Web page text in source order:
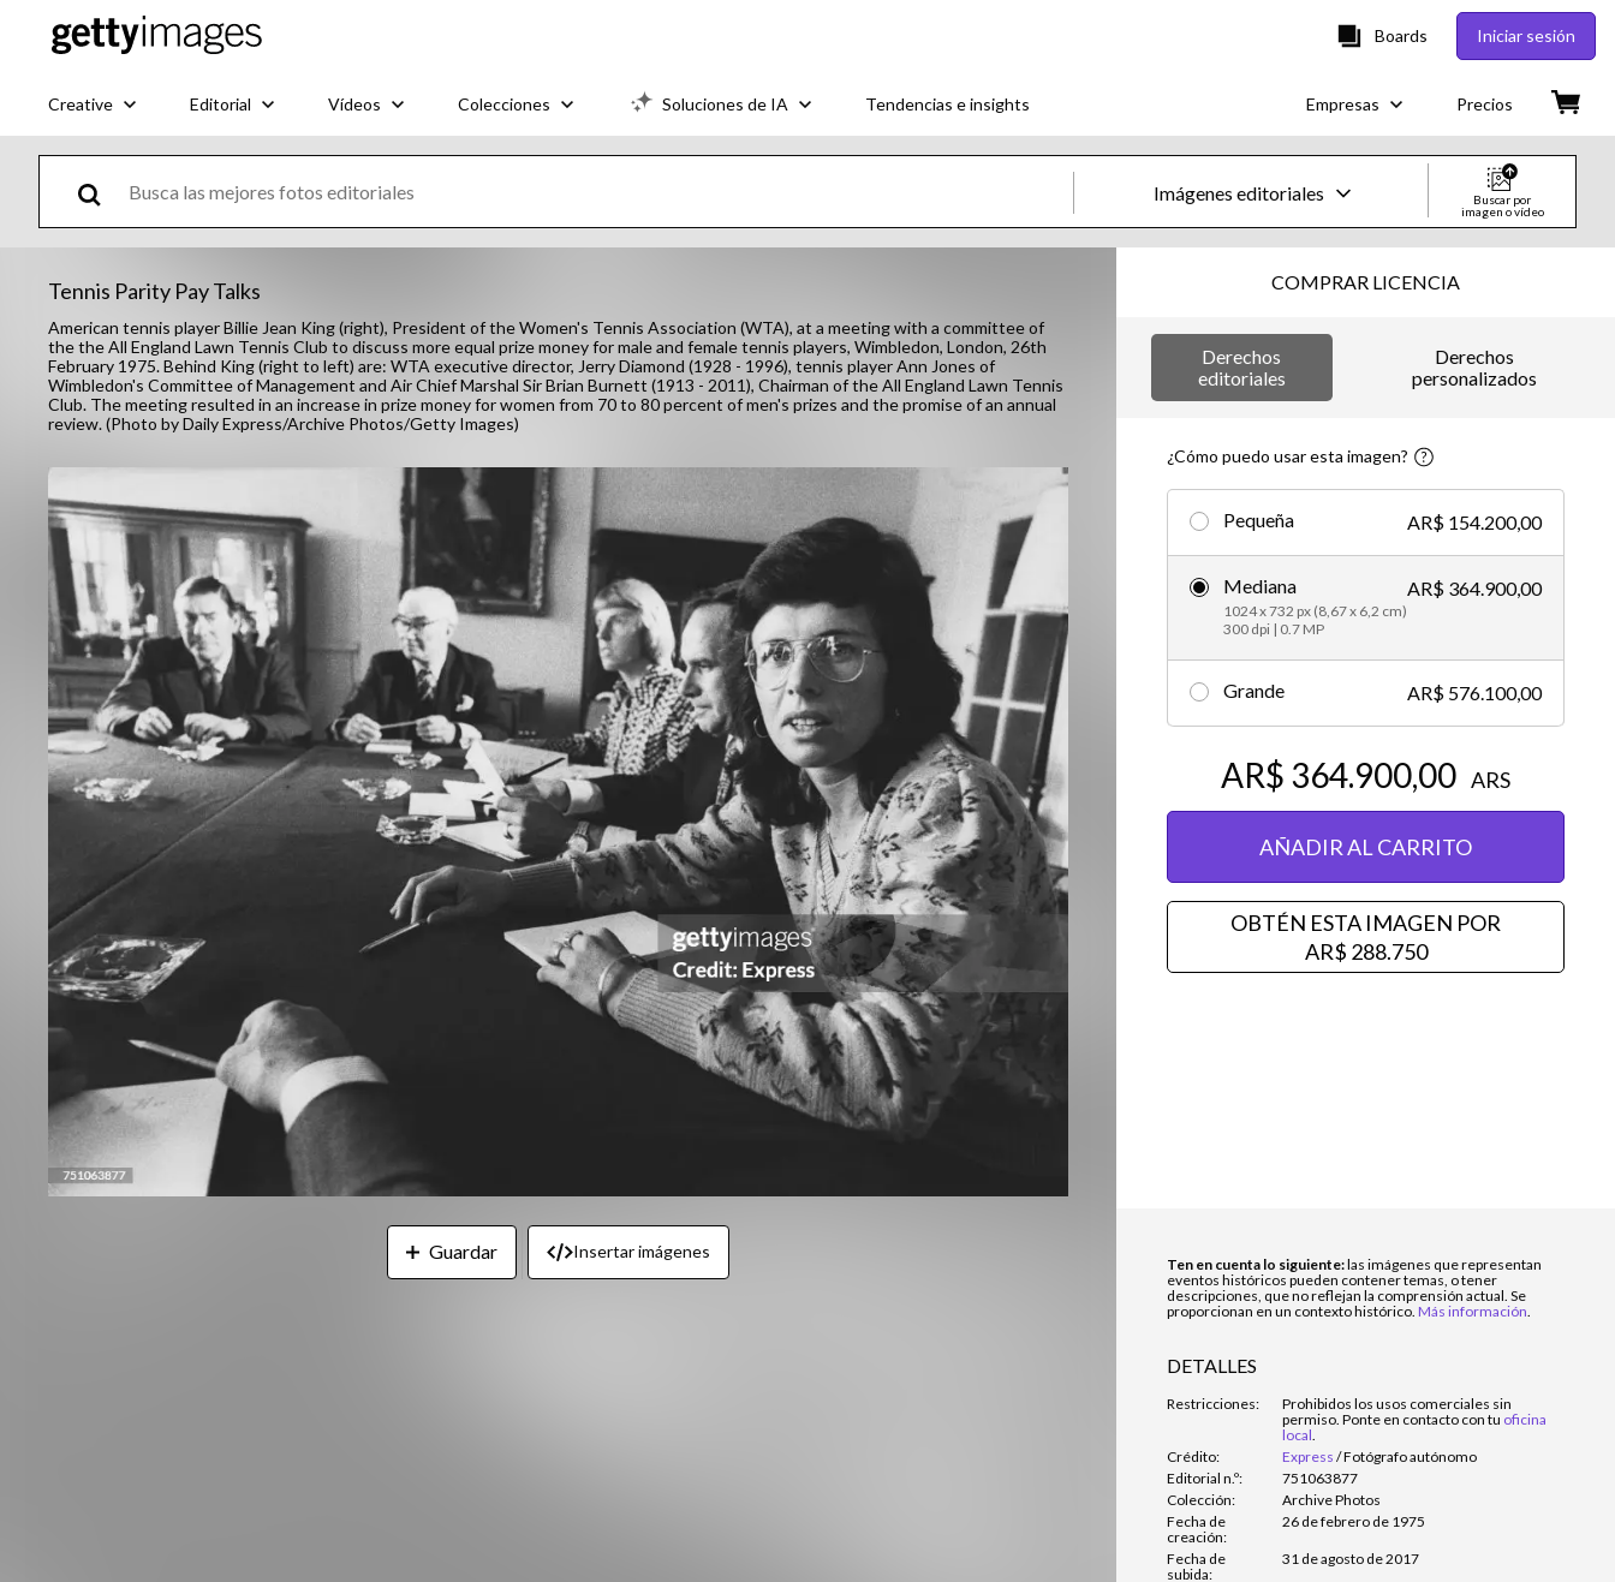
Boards Iniciar sesión
Creative Editorial Vídeos Colecciones Soluciones de IA Tendencias e insights Empresas Precios
Imágenes editoriales
Imágenes
Creative
Vídeos
Creative
Buscar por
imagen o vídeo
Tennis Parity Pay Talks
American tennis player Billie Jean King (right), President of the Women's Tennis Association (WTA), at a meeting with a committee of
the the All England Lawn Tennis Club to discuss more equal prize money for male and female tennis players, Wimbledon, London, 26th
February 1975. Behind King (right to left) are: WTA executive director, Jerry Diamond (1928 - 1996), tennis player Ann Jones of
Wimbledon's Committee of Management and Air Chief Marshal Sir Brian Burnett (1913 - 2011), Chairman of the All England Lawn Tennis
Club. The meeting resulted in an increase in prize money for women from 70 to 80 percent of men's prizes and the promise of an annual
review. (Photo by Daily Express/Archive Photos/Getty Images)
Guardar Insertar imágenes
COMPRAR LICENCIA
Derechos
editoriales
Derechos
personalizados
¿Cómo puedo usar esta imagen?
Pequeña AR$ 154.200,00
Mediana
1024 x 732 px (8,67 x 6,2 cm)
300 dpi | 0.7 MP
AR$ 364.900,00
Grande AR$ 576.100,00
AR$ 364.900,00 ARS
AÑADIR AL CARRITO
OBTÉN ESTA IMAGEN POR
AR$ 288.750
Ten en cuenta lo siguiente:las imágenes que representan
eventos históricos pueden contener temas, o tener
descripciones, que no reflejan la comprensión actual. Se
proporcionan en un contexto histórico. Más información.
DETALLES
Restricciones:
Prohibidos los usos comerciales sin
permiso. Ponte en contacto con tu oficina
local.
Crédito:
Express /Fotógrafo autónomo
Editorial n.º:
751063877
Colección:
Archive Photos
Fecha de
creación:
26 de febrero de 1975
Fecha de
subida:
31 de agosto de 2017